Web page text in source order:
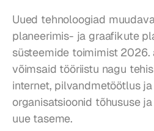
Uued tehnoloogiad
planeerimis- ja graafikute
süsteemide toimimist 2026.
võimsaid tööriistu nagu
internet, pilvandmetöötlus
organisatsioonid tõhususe
uue taseme.